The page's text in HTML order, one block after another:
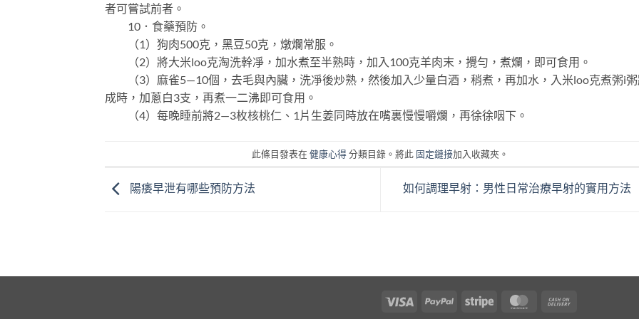
者可嘗試前者。
10．食藥預防。
（1）狗肉500克，黑豆50克，燉爛常服。
（2）將大米loo克淘洗幹凈，加水煮至半熟時，加入100克羊肉末，攪勻，煮爛，即可食用。
（3）麻雀5—10個，去毛與內臟，洗凈後炒熟，然後加入少量白酒，稍煮，再加水，入米loo克煮粥i
成時，加蔥白3支，再煮一二沸即可食用。
（4）每晚睡前將2—3枚核桃仁、1片生姜同時放在嘴裏慢慢嚼爛，再徐徐咽下。
此條目發表在健康心得分類目錄。將此 固定鏈接加入收藏夾。
陽痿早泄有哪些預防方法 如何調理早射：男性日常治療早射的實用方法
Visa PayPal Stripe MasterCard